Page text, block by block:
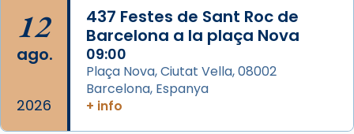
View on Facebook · Share
12
ago.
2026
437 Festes de Sant Roc de
Barcelona a la plaça Nova
09:00
Plaça Nova, Ciutat Vella, 08002
Barcelona, Espanya
+ info